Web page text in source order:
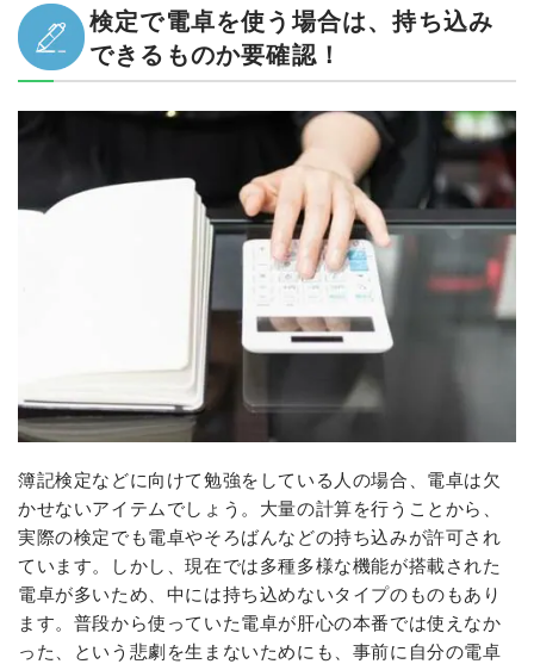
検定で電卓を使う場合は、持ち込み
できるものか要確認！
簿記検定などに向けて勉強をしている人の場合、電卓は欠
かせないアイテムでしょう。大量の計算を行うことから、
実際の検定でも電卓やそろばんなどの持ち込みが許可され
ています。しかし、現在では多種多様な機能が搭載された
電卓が多いため、中には持ち込めないタイプのものもあり
ます。普段から使っていた電卓が肝心の本番では使えなか
った、という悲劇を生まないためにも、事前に自分の電卓